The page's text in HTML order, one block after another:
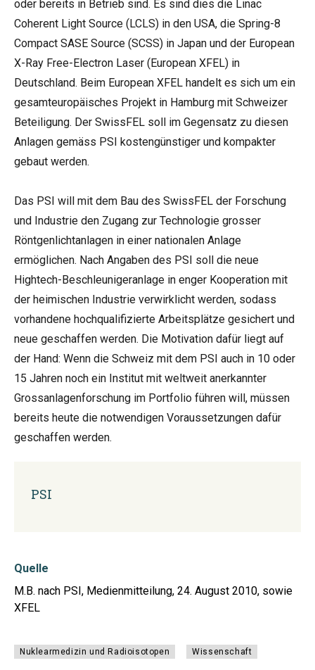
oder bereits in Betrieb sind. Es sind dies die Linac
Coherent Light Source (LCLS) in den USA, die Spring-8
Compact SASE Source (SCSS) in Japan und der European
X-Ray Free-Electron Laser (European XFEL) in
Deutschland. Beim European XFEL handelt es sich um ein
gesamteuropäisches Projekt in Hamburg mit Schweizer
Beteiligung. Der SwissFEL soll im Gegensatz zu diesen
Anlagen gemäss PSI kostengünstiger und kompakter
gebaut werden.
Das PSI will mit dem Bau des SwissFEL der Forschung
und Industrie den Zugang zur Technologie grosser
Röntgenlichtanlagen in einer nationalen Anlage
ermöglichen. Nach Angaben des PSI soll die neue
Hightech-Beschleunigeranlage in enger Kooperation mit
der heimischen Industrie verwirklicht werden, sodass
vorhandene hochqualifizierte Arbeitsplätze gesichert und
neue geschaffen werden. Die Motivation dafür liegt auf
der Hand: Wenn die Schweiz mit dem PSI auch in 10 oder
15 Jahren noch ein Institut mit weltweit anerkannter
Grossanlagenforschung im Portfolio führen will, müssen
bereits heute die notwendigen Voraussetzungen dafür
geschaffen werden.
PSI
Quelle
M.B. nach PSI, Medienmitteilung, 24. August 2010, sowie
XFEL
Nuklearmedizin und Radioisotopen Wissenschaft